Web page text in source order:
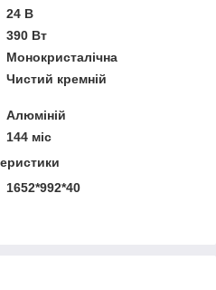
24 В
390 Вт
Монокристалічна
Чистий кремній
Алюміній
144 міс
1652*992*40